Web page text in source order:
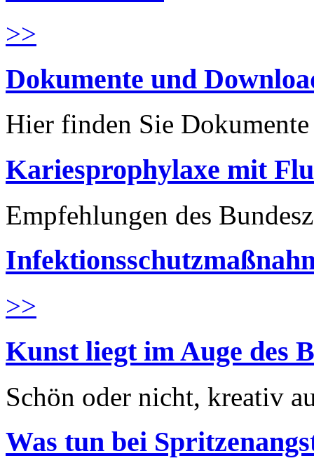
>>
Dokumente und
Hier finden Sie
Kariesprophylaxe mit
Empfehlungen des
>>
Kunst liegt im Auge des
Schön oder nicht, kreativ
Was tun bei